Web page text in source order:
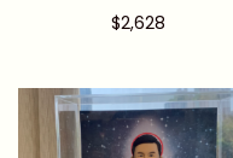
$2,628